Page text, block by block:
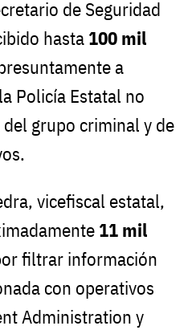
de Seguridad
hasta 100 mil
a
Policía Estatal no
grupo criminal y de
vicefiscal estatal,
11 mil
filtrar información
con operativos
Administration y